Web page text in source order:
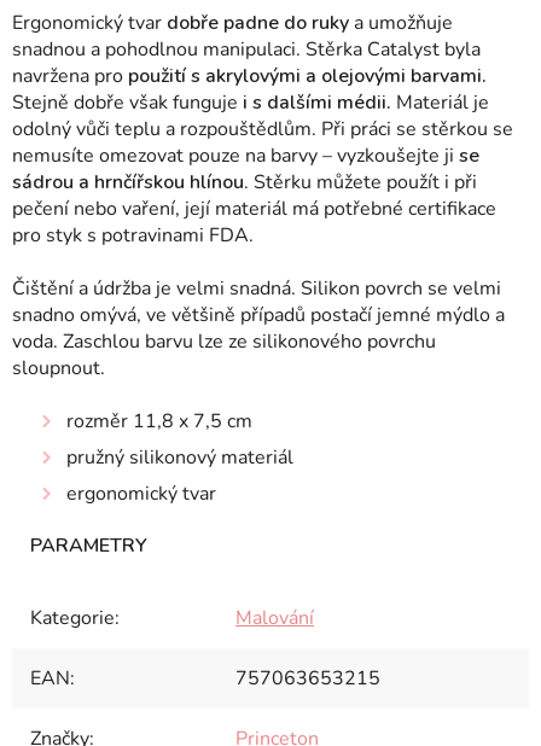
Ergonomický tvar dobře padne do ruky a umožňuje
snadnou a pohodlnou manipulaci. Stěrka Catalyst byla
navržena pro použití s akrylovými a olejovými barvami.
Stejně dobře však funguje i s dalšími médii. Materiál je
odolný vůči teplu a rozpouštědlům. Při práci se stěrkou se
nemusíte omezovat pouze na barvy– vyzkoušejte ji se
sádrou a hrnčířskou hlínou. Stěrku můžete použít i při
pečení nebo vaření, její materiál má potřebné certifikace
pro styk s potravinami FDA.
Čištění a údržba je velmi snadná. Silikon povrch se velmi
snadno omývá, ve většině případů postačí jemné mýdlo a
voda. Zaschlou barvu lze ze silikonového povrchu
sloupnout.
rozměr 11,8 x 7,5 cm
pružný silikonový materiál
ergonomický tvar
Kategorie: Malování
EAN: 757063653215
Značky: Princeton